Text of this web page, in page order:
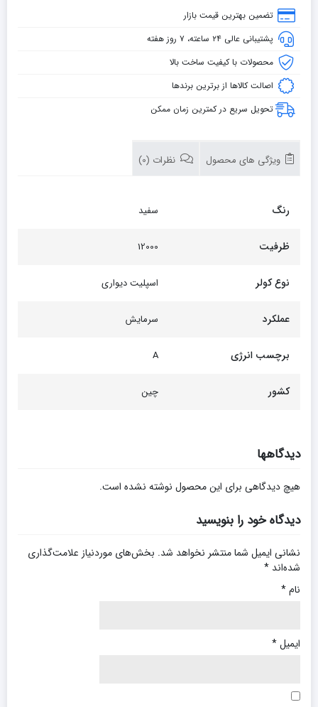
تضمین بهترین قیمت بازار
پشتیبانی عالی ۲۴ ساعته، ۷ روز هفته
محصولات با کیفیت ساخت بالا
اصالت کالاها از برترین برندها
تحویل سریع در کمترین زمان ممکن
ویژگی های محصول نظرات (0)
رنگ سفید
ظرفیت 12000
نوع کولر اسپلیت دیواری
عملکرد سرمایش
برچسب انرژی A
کشور چین
دیدگاهها
هیچ دیدگاهی برای این محصول نوشته نشده است.
دیدگاه خود را بنویسید
نشانی ایمیل شما منتشر نخواهد شد. بخش‌های موردنیاز علامت‌گذاری
شده‌اند *
نام*
ایمیل*